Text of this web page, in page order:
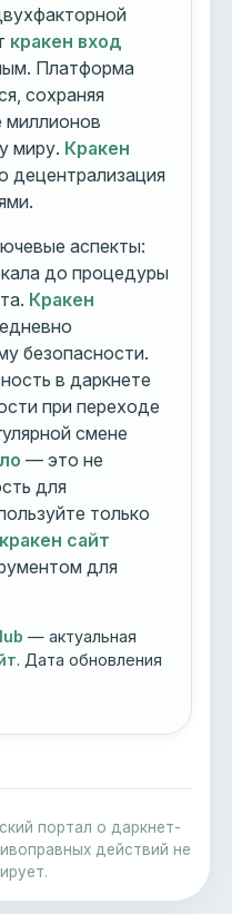
кракен вход
Платформа
сохраняя
миллионов
миру. Кракен
децентрализация
аспекты:
до процедуры
Кракен
безопасности.
в даркнете
при переходе
смене
— это не
для
только
кракен сайт
для
— актуальная
. Дата обновления
портал о даркнет-
действий не